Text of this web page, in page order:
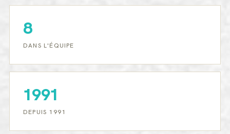
8
DANS L'ÉQUIPE
1991
DEPUIS 1991